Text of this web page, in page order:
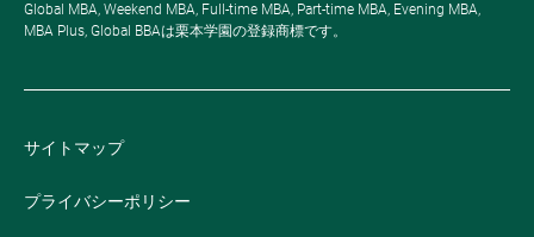
Global MBA, Weekend MBA, Full-time MBA, Part-time MBA, Evening MBA,
MBA Plus, Global BBAは栗本学園の登録商標です。
サイトマップ
プライバシーポリシー